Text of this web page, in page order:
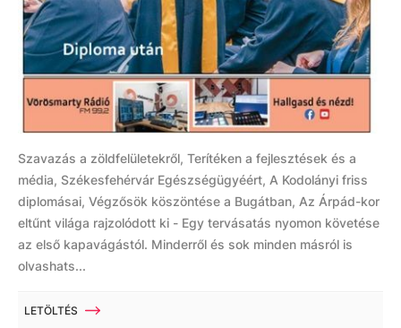
Szavazás a zöldfelületekről, Terítéken a fejlesztések és a
média, Székesfehérvár Egészségügyéért, A Kodolányi friss
diplomásai, Végzősök köszöntése a Bugátban, Az Árpád-kor
eltűnt világa rajzolódott ki - Egy tervásatás nyomon követése
az első kapavágástól. Minderről és sok minden másról is
olvashats...
LETÖLTÉS